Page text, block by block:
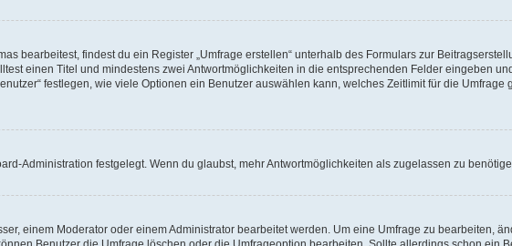
bearbeitest, findest du ein Register „Umfrage erstellen“ unterhalb des Formulars zur
einen Titel und mindestens zwei Antwortmöglichkeiten in die entsprechenden Felder eingeben
festlegen, wie viele Optionen ein Benutzer auswählen kann, welches Zeitlimit für die
Administration festgelegt. Wenn du glaubst, mehr Antwortmöglichkeiten als zugelassen zu
einem Moderator oder einem Administrator bearbeitet werden. Um eine Umfrage zu bearbeiten,